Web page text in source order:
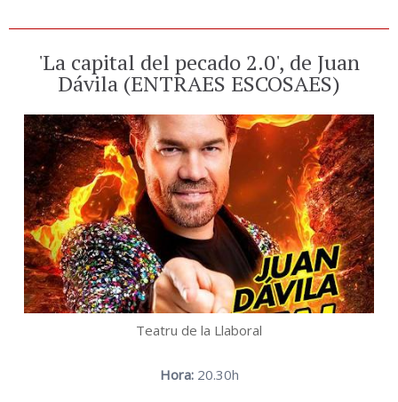
'La capital del pecado 2.0', de Juan
Dávila (ENTRAES ESCOSAES)
Teatru de la Llaboral
Hora:20.30h